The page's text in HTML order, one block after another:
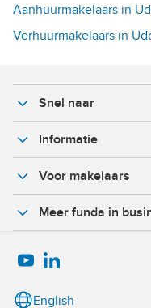
Aanhuurmakelaars in
Verhuurmakelaars in
Snel naar
Informatie
Voor makelaars
Meer funda in
English